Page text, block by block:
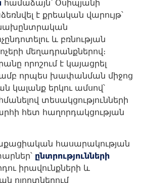
համաձայն՝ Օսիպյանի
է քրեական վարույթ՝
նախընտրական
և բռնության
մեղադրանքներով։
որոշում է կայացրել
որպես խափանման միջոց
կալանք երկու ամսով՝
տեսակցությունների
հետ հաղորդակցության
հասարակության
ընտրությունների
իրավունքների և
ոլորտներում